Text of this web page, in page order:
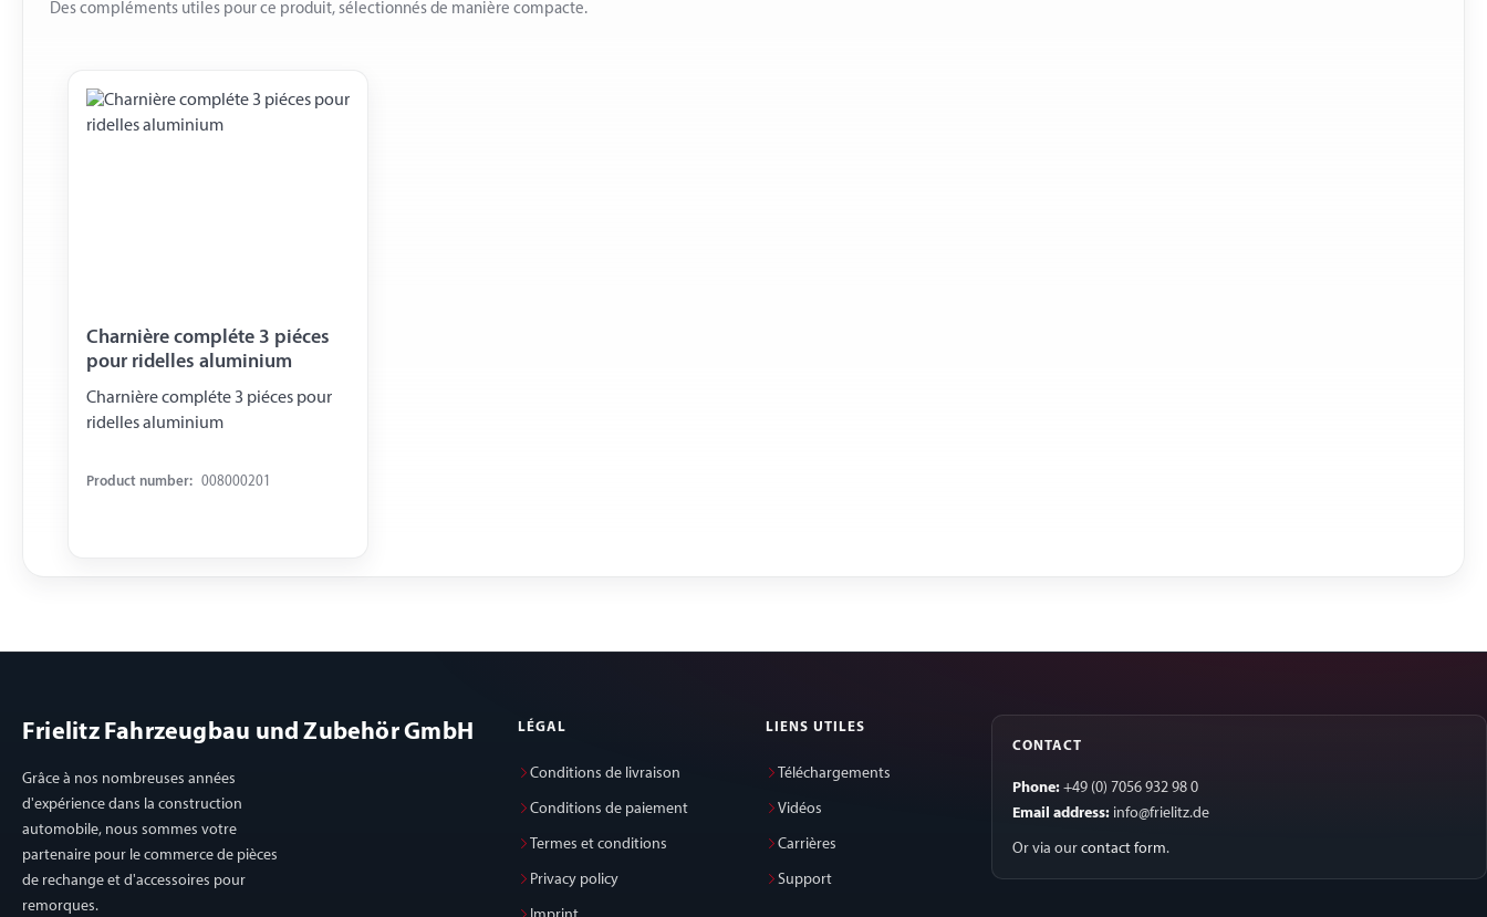
Des compléments utiles pour ce produit, sélectionnés de manière compacte.
Charnière compléte 3 piéces
pour ridelles aluminium
Charnière compléte 3 piéces pour
ridelles aluminium
Product number: 008000201
Frielitz Fahrzeugbau und Zubehör GmbH
Grâce à nos nombreuses années
d'expérience dans la construction
automobile, nous sommes votre
partenaire pour le commerce de pièces
de rechange et d'accessoires pour
remorques.
LÉGAL
Conditions de livraison
Conditions de paiement
Termes et conditions
Privacy policy
LIENS UTILES
Téléchargements
Vidéos
Carrières
Support
CONTACT
Phone: +49 (0) 7056 932 98 0
Email address: info@frielitz.de
Or via our contact form.